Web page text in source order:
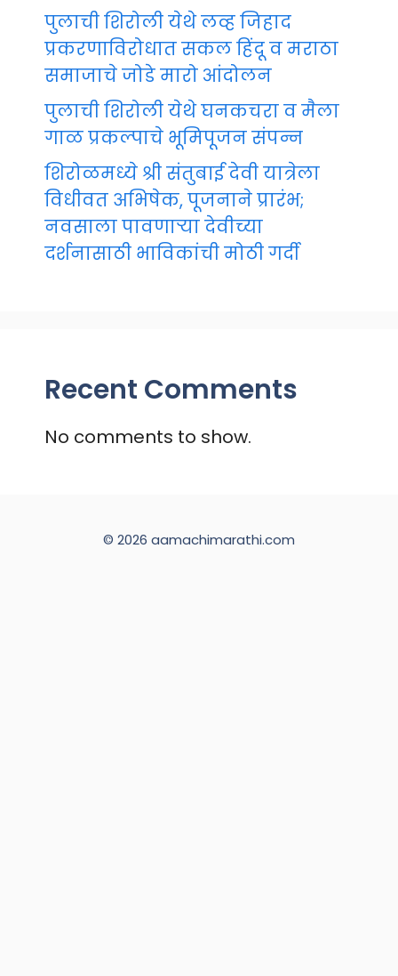
पुलाची शिरोली येथे लव्ह जिहाद
प्रकरणाविरोधात सकल हिंदू व मराठा
समाजाचे जोडे मारो आंदोलन
पुलाची शिरोली येथे घनकचरा व मैला
गाळ प्रकल्पाचे भूमिपूजन संपन्न
शिरोळमध्ये श्री संतुबाई देवी यात्रेला
विधीवत अभिषेक, पूजनाने प्रारंभ;
नवसाला पावणाऱ्या देवीच्या
दर्शनासाठी भाविकांची मोठी गर्दी
Recent Comments
No comments to show.
© 2026 aamachimarathi.com